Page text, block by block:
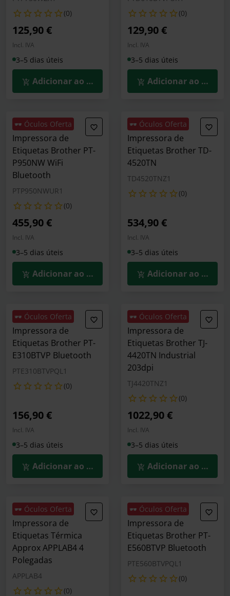
(0)
125,90 €
Incl. IVA
3–5 dias úteis
Adicionar ao Carrinho
(0)
129,90 €
Incl. IVA
3–5 dias úteis
Adicionar ao
🕶️ Óculos Oferta
Impressora de
Etiquetas Brother PT-
P950NW WiFi
Bluetooth
PTP950NWUR1
(0)
455,90 €
Incl. IVA
3–5 dias úteis
Adicionar ao Carrinho
🕶️ Óculos Oferta
Impressora de
Etiquetas Brother TD-
4520TN
TD4520TNZ1
(0)
534,90 €
Incl. IVA
3–5 dias úteis
Adicionar ao
🕶️ Óculos Oferta
Impressora de
Etiquetas Brother PT-
E310BTVP Bluetooth
PTE310BTVPQL1
(0)
156,90 €
Incl. IVA
3–5 dias úteis
Adicionar ao Carrinho
🕶️ Óculos Oferta
Impressora de
Etiquetas Brother TJ-
4420TN Industrial
203dpi
TJ4420TNZ1
(0)
1022,90 €
Incl. IVA
3–5 dias úteis
Adicionar ao
🕶️ Óculos Oferta
Impressora de
Etiquetas Térmica
Approx APPLAB4 4
Polegadas
APPLAB4
(0)
🕶️ Óculos Oferta
Impressora de
Etiquetas Brother PT-
E560BTVP Bluetooth
PTE560BTVPQL1
(0)